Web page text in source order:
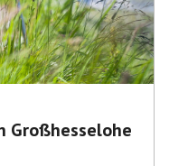
Großhesselohe